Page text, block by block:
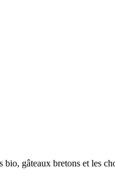
gâteaux bretons et les